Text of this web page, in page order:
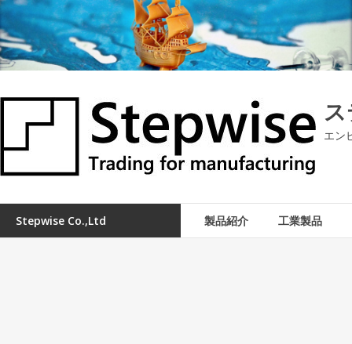
コ
ン
テ
ン
へ
ッ
プ
エン
Stepwise Co.,ltd 製品紹介 工業製品